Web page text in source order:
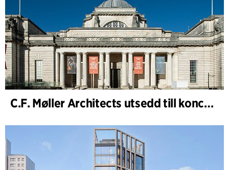
C.F. Møller Architects utsedd till konceptarkitekt för projektet National Museum Cardiff